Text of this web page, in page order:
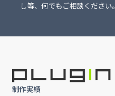
し等、何でもご相談ください。
制作実績